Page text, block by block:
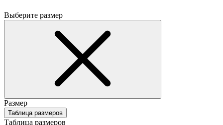
Выберите размер
Размер
Таблица размеров
Таблица размеров